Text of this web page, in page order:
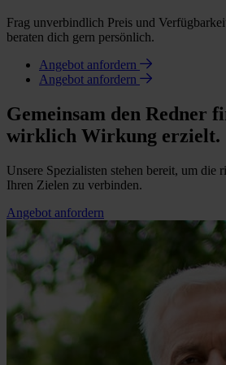
Frag unverbindlich Preis und
beraten dich gern persönlich.
Angebot anfordern
Angebot anfordern
Gemeinsam den Redner
wirklich Wirkung erzielt.
Unsere Spezialisten stehen bereit, um die
Ihren Zielen zu verbinden.
Angebot anfordern